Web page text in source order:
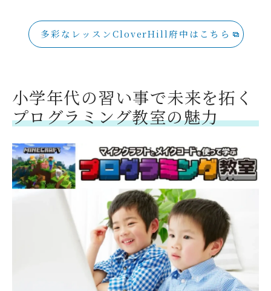
多彩なレッスンCloverHill府中はこちら
小学年代の習い事で未来を拓く
プログラミング教室の魅力